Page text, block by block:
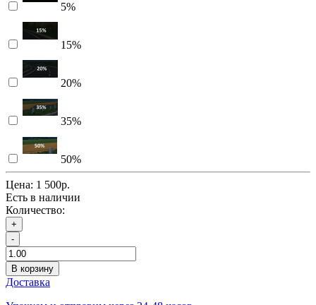
5%
15%
20%
35%
50%
Цена: 1 500р.
Есть в наличии
Количество:
+
-
В корзину
Доставка